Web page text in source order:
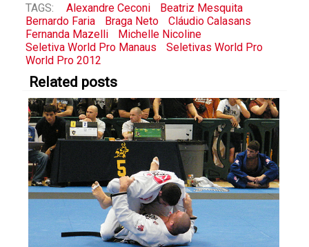
TAGS: Alexandre Ceconi
Beatriz Mesquita
Bernardo Faria
Braga Neto
Cláudio Calasans
Fernanda Mazelli
Michelle Nicoline
Seletiva World Pro Manaus
Seletivas World Pro
World Pro 2012
Related posts